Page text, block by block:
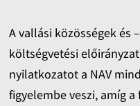
A vallási közösségek és
költségvetési
nyilatkozatot a NAV
figyelembe veszi, amíg